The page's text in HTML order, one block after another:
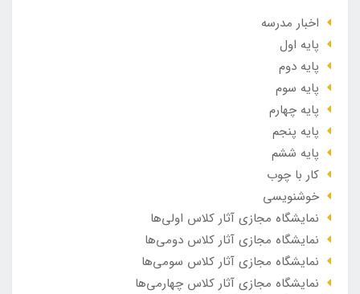
اخبار مدرسه
پایه اول
پایه دوم
پایه سوم
پایه چهارم
پایه پنجم
پایه ششم
کار با چوب
خوشنویسی
نمایشگاه مجازی آثار کلاس اولی‌ها
نمایشگاه مجازی آثار کلاس دومی‌ها
نمایشگاه مجازی آثار کلاس سومی‌ها
نمایشگاه مجازی آثار کلاس چهارمی‌ها